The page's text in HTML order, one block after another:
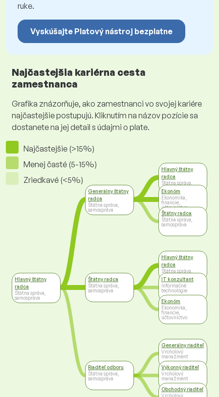
ruke.
Vyskúšajte Platový nástroj bezplatne
Najčastejšia kariérna cesta
zamestnanca
Grafika znázorňuje, ako zamestnanci vo svojej kariére
najčastejšie postupujú. Kliknutím na názov pozície sa
dostanete na jej detail s údajmi o plate.
Najčastejšie (>15%)
Menej časté (5-15%)
Zriedkavé (<5%)
Hlavný štátny
radca
Štátna správa,
samospráva
Generálny štátny
radca
Štátna správa,
samospráva
Štátny radca
Štátna správa,
samospráva
Riaditeľ odboru
Štátna správa,
samospráva
Hlavný štátny
radca
Štátna správa,
samospráva
Ekonóm
Ekonomika,
financie,
účtovníctvo
Štátny radca
Štátna správa,
samospráva
Hlavný štátny
radca
Štátna správa,
samospráva
IT konzultant
Informačné
technológie
Ekonóm
Ekonomika,
financie,
účtovníctvo
Generálny riaditeľ
Vrcholový
manažment
Výkonný riaditeľ
Vrcholový
manažment
Obchodný riaditeľ
Vrcholový